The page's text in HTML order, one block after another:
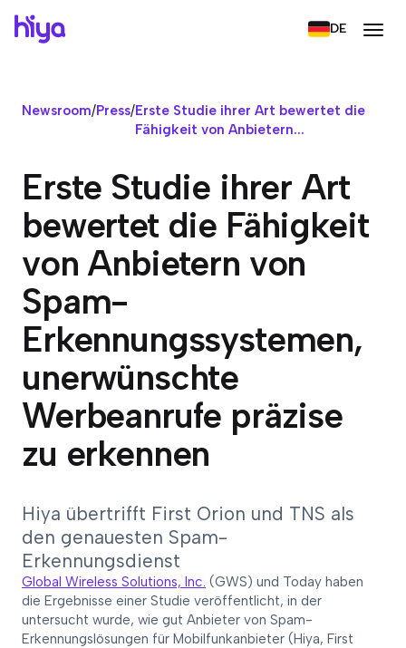
DE
Newsroom/Press/Erste Studie ihrer Art bewertet die
Fähigkeit von Anbietern...
Erste Studie ihrer Art
bewertet die Fähigkeit
von Anbietern von
Spam-
Erkennungssystemen,
unerwünschte
Werbeanrufe präzise
zu erkennen
Hiya übertrifft First Orion und TNS als
den genauesten Spam-
Erkennungsdienst
Global Wireless Solutions, Inc. (GWS) und Today haben
die Ergebnisse einer Studie veröffentlicht, in der
untersucht wurde, wie gut Anbieter von Spam-
Erkennungslösungen für Mobilfunkanbieter (Hiya, First